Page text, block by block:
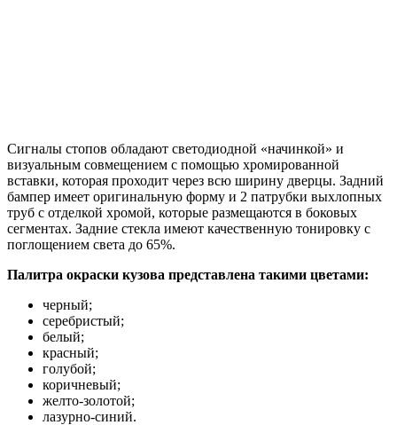
Сигналы стопов обладают светодиодной «начинкой» и
визуальным совмещением с помощью хромированной
вставки, которая проходит через всю ширину дверцы. Задний
бампер имеет оригинальную форму и 2 патрубки выхлопных
труб с отделкой хромой, которые размещаются в боковых
сегментах. Задние стекла имеют качественную тонировку с
поглощением света до 65%.
Палитра окраски кузова представлена такими цветами:
черный;
серебристый;
белый;
красный;
голубой;
коричневый;
желто-золотой;
лазурно-синий.